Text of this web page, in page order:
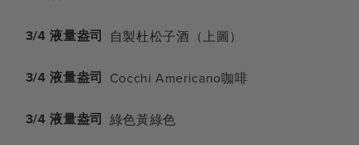
3/4 液量盎司 自製杜松子酒（上圖）
3/4 液量盎司 Cocchi Americano咖啡
3/4 液量盎司 綠色黃綠色